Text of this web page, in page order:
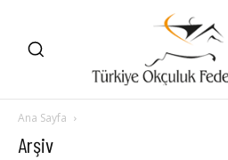
Ana Sayfa
Arşiv